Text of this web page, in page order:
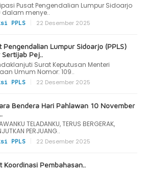
Pusat Pengendalian Lumpur Sidoarjo
dalam menye..
PPLS 22 Desember 2025
Pengendalian Lumpur Sidoarjo (PPLS)
Sertijab Pej..
Surat Keputusan Menteri
Umum Nomor: 109..
PPLS 22 Desember 2025
Bendera Hari Pahlawan 10 November
TELADANKU, TERUS BERGERAK,
PERJUANG..
PPLS 22 Desember 2025
Koordinasi Pembahasan..